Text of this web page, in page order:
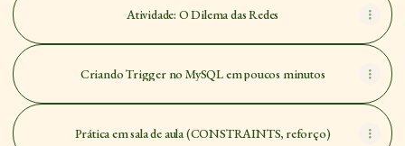
Atividade: O Dilema das Redes
Criando Trigger no MySQL em poucos minutos
Prática em sala de aula (CONSTRAINTS, reforço)